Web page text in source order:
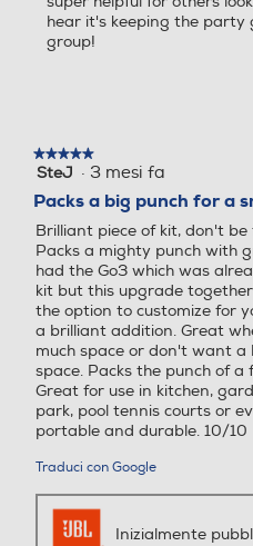
hear it's keeping the party
group!
★★★★★
★★★★★
5
5
stelle.
SteJ · 3 mesi fa
Packs a big punch for a
Brilliant piece of kit, don't be
Packs a mighty punch with
had the Go3 which was
kit but this upgrade
the option to customize for
a brilliant addition. Great
much space or don't want a
space. Packs the punch of a
Great for use in kitchen,
park, pool tennis courts or
portable and durable. 10/10
Traduci con Google
Inizialmente